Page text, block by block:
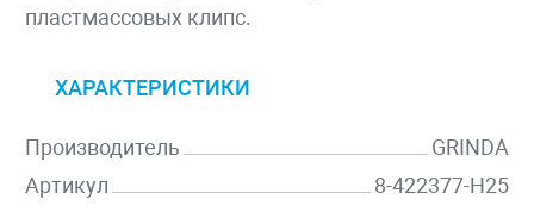
пластмассовых клипс.
ХАРАКТЕРИСТИКИ
Производитель
GRINDA
Артикул
8-422377-H25